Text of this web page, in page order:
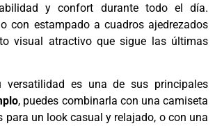
y confort durante todo el día.
con estampado a cuadros ajedrezados
visual atractivo que sigue las últimas
versatilidad es una de sus principales
, puedes combinarla con una camiseta
para un look casual y relajado, o con una